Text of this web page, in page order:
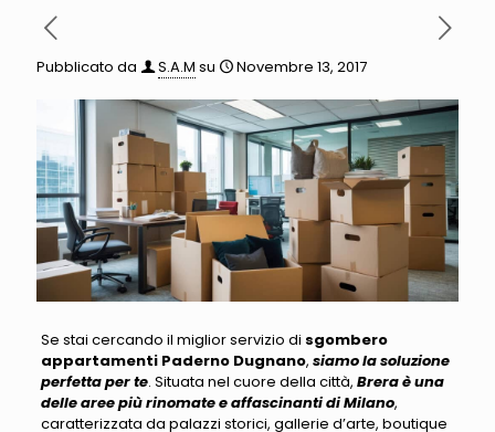
Pubblicato da S.A.M su Novembre 13, 2017
Se stai cercando il miglior servizio di sgombero
appartamenti Paderno Dugnano, siamo la soluzione
perfetta per te. Situata nel cuore della città, Brera è una
delle aree più rinomate e affascinanti di Milano,
caratterizzata da palazzi storici, gallerie d’arte, boutique